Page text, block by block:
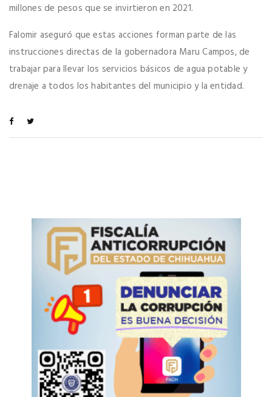
millones de pesos que se invirtieron en 2021.
Falomir aseguró que estas acciones forman parte de las
instrucciones directas de la gobernadora Maru Campos, de
trabajar para llevar los servicios básicos de agua potable y
drenaje a todos los habitantes del municipio y la entidad.